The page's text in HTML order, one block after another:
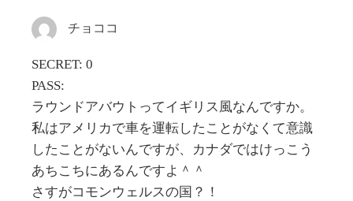
チョココ
SECRET: 0
PASS:
ラウンドアバウトってイギリス風なんですか。
私はアメリカで車を運転したことがなくて意識
したことがないんですが、カナダではけっこう
あちこちにあるんですよ＾＾
さすがコモンウェルスの国？！